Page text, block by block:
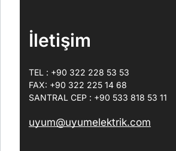
İletişim
TEL : +90 322 228 53 53
FAX: +90 322 225 14 68
SANTRAL CEP : +90 533 818 53 11
uyum@uyumelektrik.com